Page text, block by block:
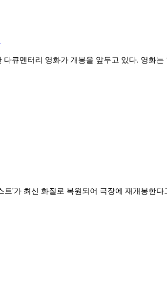
큐멘터리 영화가 개봉을 앞두고 있다. 영화
'가 최신 화질로 복원되어 극장에 재개봉한